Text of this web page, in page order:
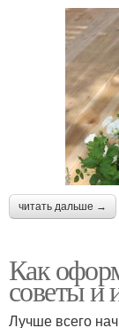
читать дальше →
Как
советы и
Лучше всего